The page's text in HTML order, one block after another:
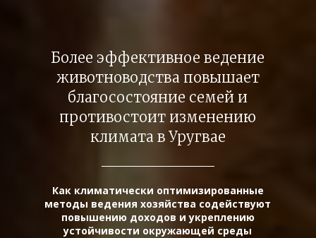
Более эффективное ведение
животноводства повышает
благосостояние семей и
противостоит изменению
климата в Уругвае
Как климатически оптимизированные
методы ведения хозяйства содействуют
повышению доходов и укреплению
устойчивости окружающей среды